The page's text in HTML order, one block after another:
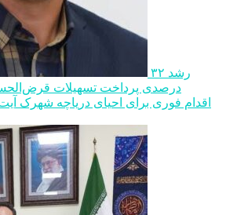
درصدی پرداخت تسهیلات قرض‌الحسنه